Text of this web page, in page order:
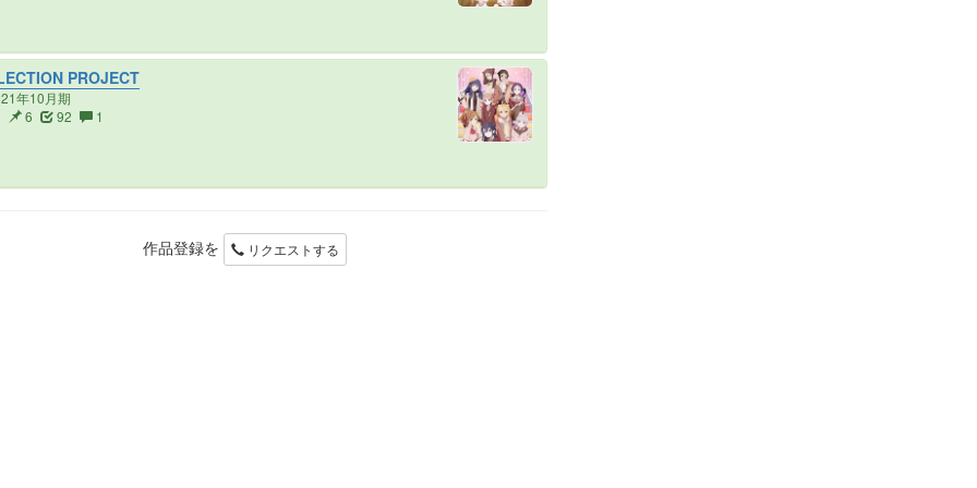
PROJECT
年10月期
6 92 1
作品登録を リクエストする